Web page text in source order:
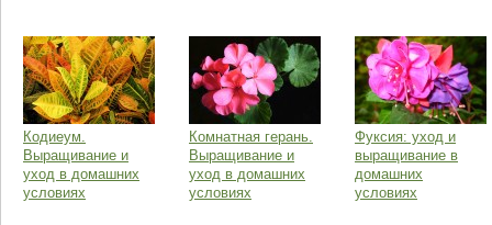
Кодиеум.
Выращивание и
уход в домашних
условиях
Комнатная герань.
Выращивание и
уход в домашних
условиях
Фуксия: уход и
выращивание в
домашних
условиях